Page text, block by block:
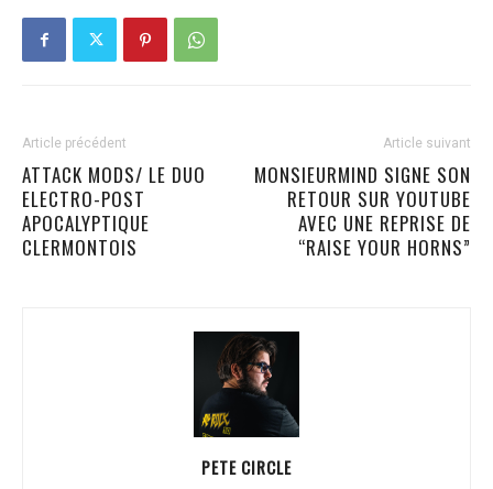
Article précédent
ATTACK MODS/ LE DUO
ELECTRO-POST
APOCALYPTIQUE
CLERMONTOIS
Article suivant
MONSIEURMIND SIGNE SON
RETOUR SUR YOUTUBE
AVEC UNE REPRISE DE
“RAISE YOUR HORNS”
PETE CIRCLE